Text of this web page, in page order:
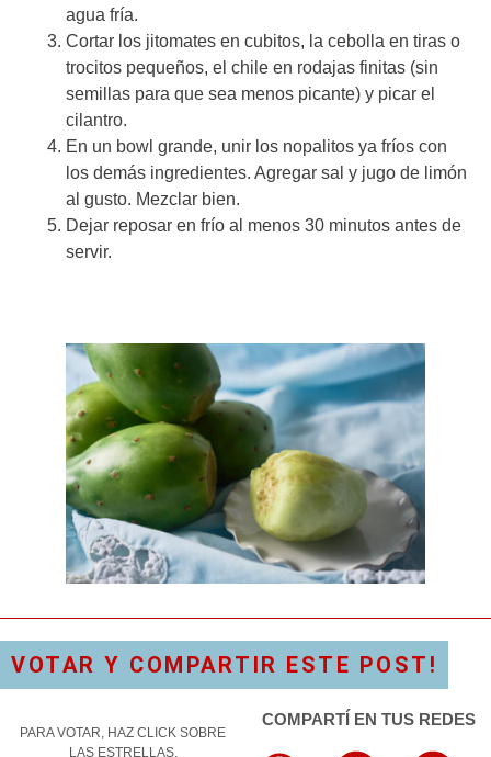
agua fría.
Cortar los jitomates en cubitos, la cebolla en tiras o
trocitos pequeños, el chile en rodajas finitas (sin
semillas para que sea menos picante) y picar el
cilantro.
En un bowl grande, unir los nopalitos ya fríos con
los demás ingredientes. Agregar sal y jugo de limón
al gusto. Mezclar bien.
Dejar reposar en frío al menos 30 minutos antes de
servir.
VOTAR Y COMPARTIR ESTE POST!
PARA VOTAR, HAZ CLICK SOBRE
LAS ESTRELLAS.
COMPARTÍ EN TUS REDES